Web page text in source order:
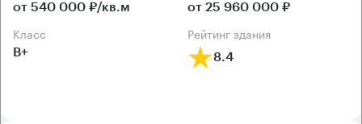
от 540 000 ₽/кв.м от 25 960 000 ₽
класс
B+
рейтинг здания
8.4